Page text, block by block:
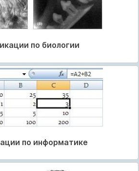
по биологии
по информатике